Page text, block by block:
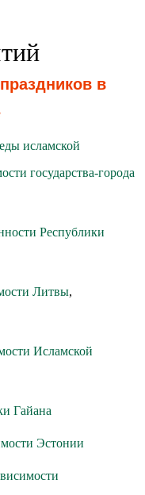
в
исламской
государства-города
Республики
Литвы,
Исламской
Гайана
Эстонии